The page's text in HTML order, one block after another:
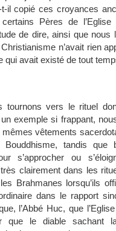
t-il copié ces croyances
Pères de l’Eglise
de dire, ainsi que
n’avait rien
qui avait existé de tout
tournons vers le rituel
exemple si frappant,
mêmes vêtements
tandis que
s’approcher ou
clairement dans les
Brahmanes lorsqu’ils
dans le rapport
l’Abbé Huc, que
que le diable sachant